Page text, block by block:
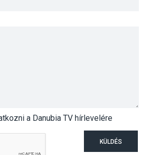
a Danubia TV hírlevelére
KÜLDÉS